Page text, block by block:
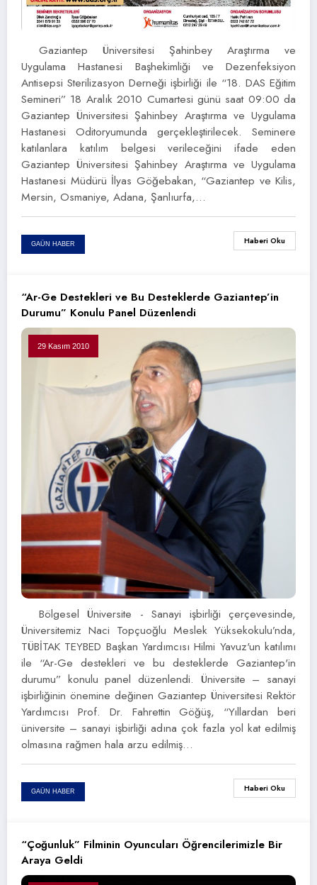
Gaziantep Üniversitesi Şahinbey Araştırma ve
Uygulama Hastanesi Başhekimliği ve Dezenfeksiyon
Antisepsi Sterilizasyon Derneği işbirliği ile “18. DAS Eğitim
Semineri” 18 Aralık 2010 Cumartesi günü saat 09:00 da
Gaziantep Üniversitesi Şahinbey Araştırma ve Uygulama
Hastanesi Oditoryumunda gerçekleştirilecek. Seminere
katılanlara katılım belgesi verileceğini ifade eden
Gaziantep Üniversitesi Şahinbey Araştırma ve Uygulama
Hastanesi Müdürü İlyas Göğebakan, “Gaziantep ve Kilis,
Mersin, Osmaniye, Adana, Şanlıurfa,…
GAÜN HABER Haberi Oku
“Ar-Ge Destekleri ve Bu Desteklerde Gaziantep’in
Durumu” Konulu Panel Düzenlendi
29 Kasım 2010
Bölgesel Üniversite - Sanayi işbirliği çerçevesinde,
Üniversitemiz Naci Topçuoğlu Meslek Yüksekokulu’nda,
TÜBİTAK TEYBED Başkan Yardımcısı Hilmi Yavuz'un katılımı
ile “Ar-Ge destekleri ve bu desteklerde Gaziantep'in
durumu” konulu panel düzenlendi. Üniversite – sanayi
işbirliğinin önemine değinen Gaziantep Üniversitesi Rektör
Yardımcısı Prof. Dr. Fahrettin Göğüş, “Yıllardan beri
üniversite – sanayi işbirliği adına çok fazla yol kat edilmiş
olmasına rağmen hala arzu edilmiş…
GAÜN HABER Haberi Oku
“Çoğunluk” Filminin Oyuncuları Öğrencilerimizle Bir
Araya Geldi